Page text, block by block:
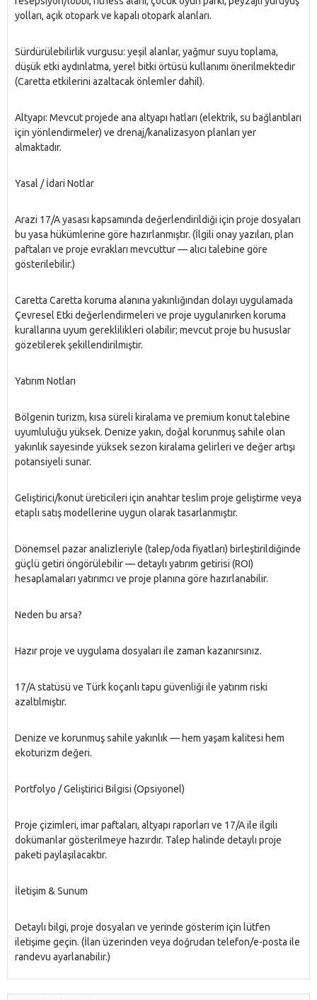
yolları, açık otopark ve kapalı otopark alanları.
Sürdürülebilirlik vurgusu: yeşil alanlar, yağmur suyu toplama,
düşük etki aydınlatma, yerel bitki örtüsü kullanımı önerilmektedir
(Caretta etkilerini azaltacak önlemler dahil).
Altyapı: Mevcut projede ana altyapı hatları (elektrik, su bağlantıları
için yönlendirmeler) ve drenaj/kanalizasyon planları yer
almaktadır.
Yasal / İdari Notlar
Arazi 17/A yasası kapsamında değerlendirildiği için proje dosyaları
bu yasa hükümlerine göre hazırlanmıştır. (İlgili onay yazıları, plan
paftaları ve proje evrakları mevcuttur — alıcı talebine göre
gösterilebilir.)
Caretta Caretta koruma alanına yakınlığından dolayı uygulamada
Çevresel Etki değerlendirmeleri ve proje uygulanırken koruma
kurallarına uyum gereklilikleri olabilir; mevcut proje bu hususlar
gözetilerek şekillendirilmiştir.
Yatırım Notları
Bölgenin turizm, kısa süreli kiralama ve premium konut talebine
uyumluluğu yüksek. Denize yakın, doğal korunmuş sahile olan
yakınlık sayesinde yüksek sezon kiralama gelirleri ve değer artışı
potansiyeli sunar.
Geliştirici/konut üreticileri için anahtar teslim proje geliştirme veya
etaplı satış modellerine uygun olarak tasarlanmıştır.
Dönemsel pazar analizleriyle (talep/oda fiyatları) birleştirildiğinde
güçlü getiri öngörülebilir — detaylı yatırım getirisi (ROI)
hesaplamaları yatırımcı ve proje planına göre hazırlanabilir.
Neden bu arsa?
Hazır proje ve uygulama dosyaları ile zaman kazanırsınız.
17/A statüsü ve Türk koçanlı tapu güvenliği ile yatırım riski
azaltılmıştır.
Denize ve korunmuş sahile yakınlık — hem yaşam kalitesi hem
ekoturizm değeri.
Portfolyo / Geliştirici Bilgisi (Opsiyonel)
Proje çizimleri, imar paftaları, altyapı raporları ve 17/A ile ilgili
dokümanlar gösterilmeye hazırdır. Talep halinde detaylı proje
paketi paylaşılacaktır.
İletişim & Sunum
Detaylı bilgi, proje dosyaları ve yerinde gösterim için lütfen
iletişime geçin. (İlan üzerinden veya doğrudan telefon/e-posta ile
randevu ayarlanabilir.)